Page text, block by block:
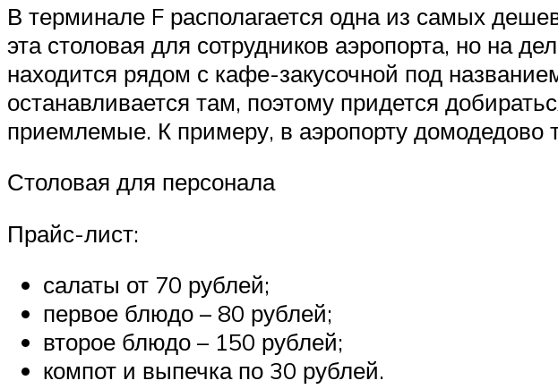
В терминале F располагается одна из самых
эта столовая для сотрудников аэропорта, но на
находится рядом с кафе-закусочной под
останавливается там, поэтому придется
приемлемые. К примеру, в аэропорту домодедово
Столовая для персонала
Прайс-лист:
салаты от 70 рублей;
первое блюдо – 80 рублей;
второе блюдо – 150 рублей;
компот и выпечка по 30 рублей.